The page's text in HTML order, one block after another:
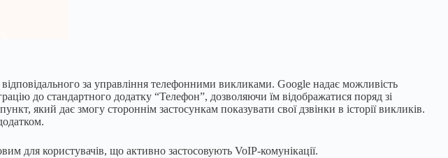
за управління телефонними викликами. Google надає можливість
до стандартного додатку “Телефон”, дозволяючи їм відображатися поряд зі
який дає змогу стороннім застосункам показувати свої дзвінки в історії викликів.
для користувачів, що активно застосовують VoIP-комунікації.